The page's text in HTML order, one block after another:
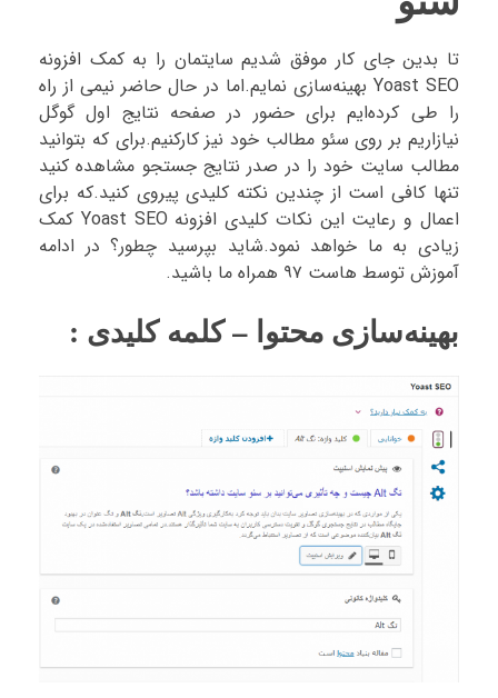
تا بدین جای کار موفق شدیم سایتمان را به کمک افزونه
Yoast SEO بهینه‌سازی نمایم.اما در حال حاضر نیمی از راه
را طی کرده‌ایم برای حضور در صفحه نتایج اول گوگل
نیازاریم بر روی سئو مطالب خود نیز کارکنیم.برای که بتوانید
مطالب سایت خود را در صدر نتایج جستجو مشاهده کنید
تنها کافی است از چندین نکته کلیدی پیروی کنید.که برای
اعمال و رعایت این نکات کلیدی افزونه Yoast SEO کمک
زیادی به ما خواهد نمود.شاید بپرسید چطور؟ در ادامه
آموزش توسط هاست ۹۷ همراه ما باشید.
بهینه‌سازی محتوا – کلمه کلیدی :